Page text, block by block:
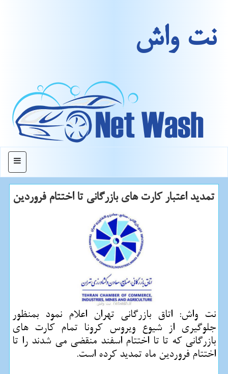
نت واش
منو
تمدید اعتبار كارت های بازرگانی تا اختتام فروردین
نت واش: اتاق بازرگانی تهران اعلام نمود بمنظور
جلوگیری از شیوع ویروس كرونا تمام كارت های
بازرگانی كه تا تا اختتام اسفند منقضی می شدند را تا
اختتام فروردین ماه تمدید كرده است.